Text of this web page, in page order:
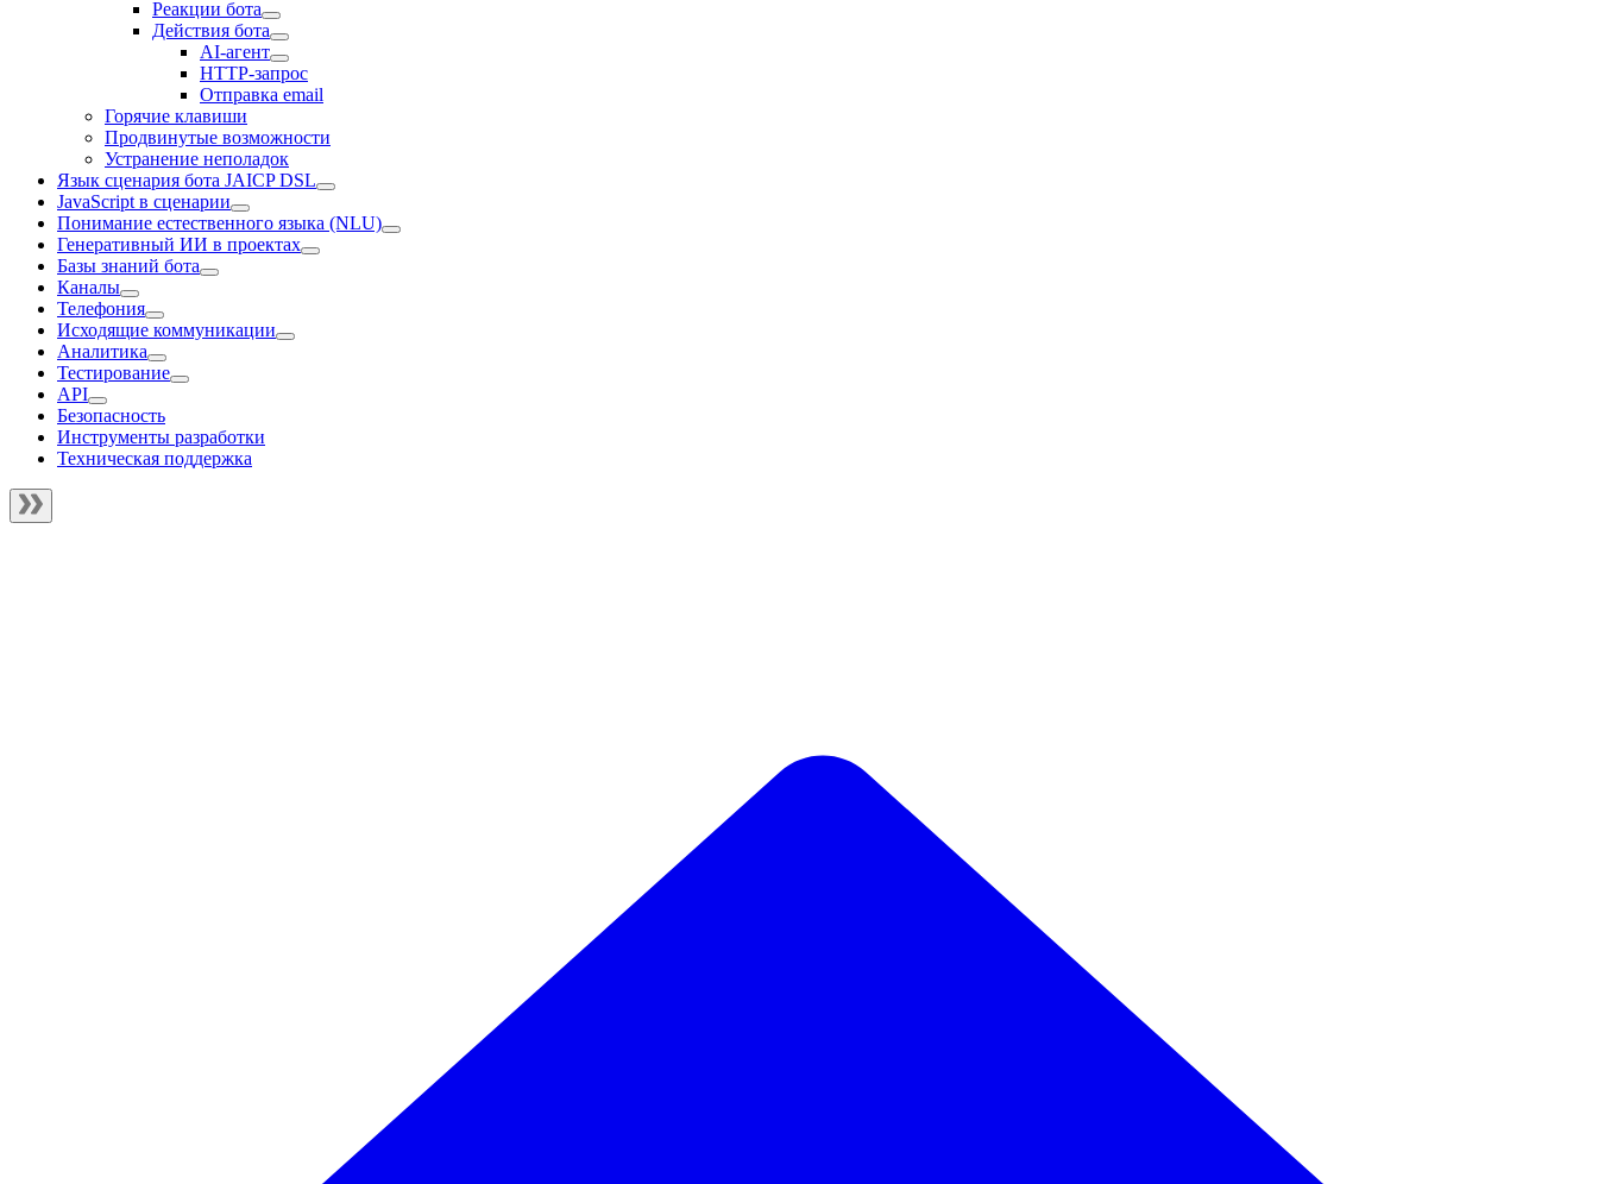
Реакции бота
Действия бота
AI-агент
HTTP-запрос
Отправка email
Горячие клавиши
Продвинутые возможности
Устранение неполадок
Язык сценария бота JAICP DSL
JavaScript в сценарии
Понимание естественного языка (NLU)
Генеративный ИИ в проектах
Базы знаний бота
Каналы
Телефония
Исходящие коммуникации
Аналитика
Тестирование
API
Безопасность
Инструменты разработки
Техническая поддержка